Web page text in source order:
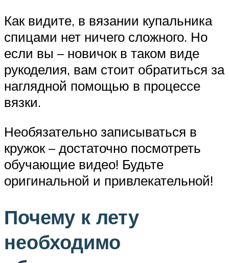
Как видите, в вязании купальника
спицами нет ничего сложного. Но
если вы – новичок в таком виде
рукоделия, вам стоит обратиться за
наглядной помощью в процессе
вязки.
Необязательно записываться в
кружок – достаточно посмотреть
обучающие видео! Будьте
оригинальной и привлекательной!
Почему к лету
необходимо